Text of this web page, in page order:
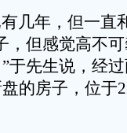
几年，但一直
，但感觉高不
于先生说，经
的房子，位于